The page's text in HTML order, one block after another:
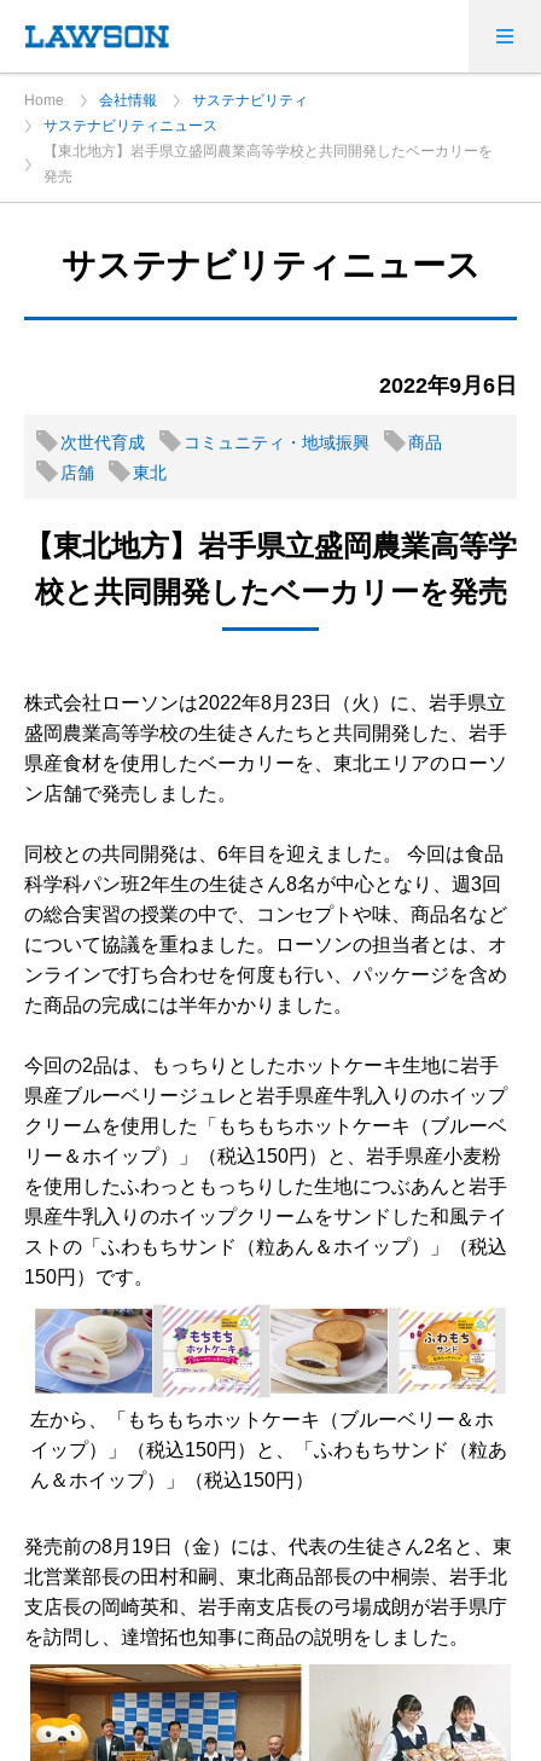
Home 会社情報
サステナビリティ
サステナビリティニュース
【東北地方】岩手県立盛岡農業高等学校と共同開発したベーカリーを
発売
サステナビリティニュース
2022年9月6日
次世代育成 コミュニティ・地域振興
商品
店舗
東北
【東北地方】岩手県立盛岡農業高等学
校と共同開発したベーカリーを発売
株式会社ローソンは2022年8月23日（火）に、岩手県立
盛岡農業高等学校の生徒さんたちと共同開発した、岩手
県産食材を使用したベーカリーを、東北エリアのローソ
ン店舗で発売しました。
同校との共同開発は、6年目を迎えました。 今回は食品
科学科パン班2年生の生徒さん8名が中心となり、週3回
の総合実習の授業の中で、コンセプトや味、商品名など
について協議を重ねました。ローソンの担当者とは、オ
ンラインで打ち合わせを何度も行い、パッケージを含め
た商品の完成には半年かかりました。
今回の2品は、もっちりとしたホットケーキ生地に岩手
県産ブルーベリージュレと岩手県産牛乳入りのホイップ
クリームを使用した「もちもちホットケーキ（ブルーベ
リー＆ホイップ）」（税込150円）と、岩手県産小麦粉
を使用したふわっともっちりした生地につぶあんと岩手
県産牛乳入りのホイップクリームをサンドした和風テイ
ストの「ふわもちサンド（粒あん＆ホイップ）」（税込
150円）です。
左から、「もちもちホットケーキ（ブルーベリー＆ホ
イップ）」（税込150円）と、「ふわもちサンド（粒あ
ん＆ホイップ）」（税込150円）
発売前の8月19日（金）には、代表の生徒さん2名と、東
北営業部長の田村和嗣、東北商品部長の中桐崇、岩手北
支店長の岡崎英和、岩手南支店長の弓場成朗が岩手県庁
を訪問し、達増拓也知事に商品の説明をしました。